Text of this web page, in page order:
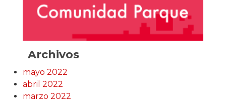
Archivos
mayo 2022
abril 2022
marzo 2022